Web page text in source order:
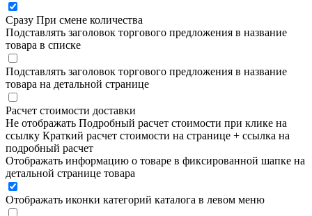
Сразу При смене количества
Подставлять заголовок торгового предложения в название
товара в списке
Подставлять заголовок торгового предложения в название
товара на детальной странице
Расчет стоимости доставки
Не отображать Подробный расчет стоимости при клике на
ссылку Краткий расчет стоимости на странице + ссылка на
подробный расчет
Отображать информацию о товаре в фиксированной шапке на
детальной странице товара
Отображать иконки категорий каталога в левом меню